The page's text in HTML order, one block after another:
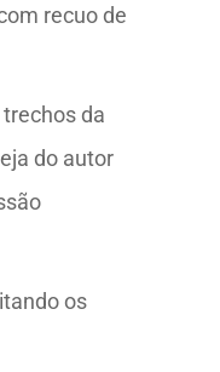
recuo de
da
do autor
os